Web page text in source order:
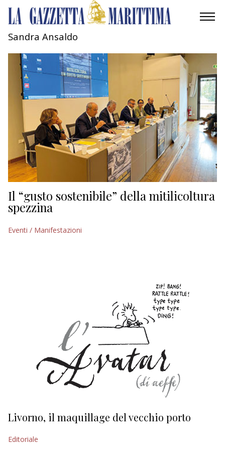
MOBILITÀ
INDUSTRIA
RICERCA
ECONOMIA
TURISMO
CULTURA
NAUTICA
Sandra Ansaldo
Il “gusto sostenibile” della mitilicoltura
spezzina
Eventi / Manifestazioni
Livorno, il maquillage del vecchio porto
Editoriale